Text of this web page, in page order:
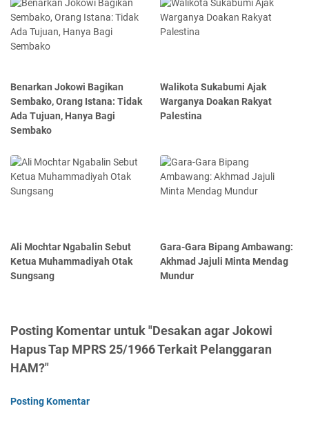
Benarkan Jokowi Bagikan
Sembako, Orang Istana: Tidak
Ada Tujuan, Hanya Bagi
Sembako
Walikota Sukabumi Ajak
Warganya Doakan Rakyat
Palestina
Ali Mochtar Ngabalin Sebut
Ketua Muhammadiyah Otak
Sungsang
Gara-Gara Bipang Ambawang:
Akhmad Jajuli Minta Mendag
Mundur
Posting Komentar untuk "Desakan agar Jokowi
Hapus Tap MPRS 25/1966 Terkait Pelanggaran
HAM?"
Posting Komentar